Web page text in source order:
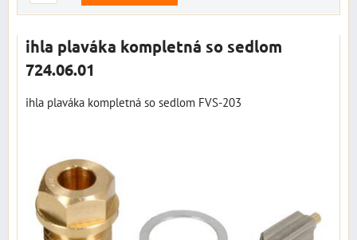
ihla plaváka kompletná so sedlom
724.06.01
ihla plaváka kompletná so sedlom FVS-203